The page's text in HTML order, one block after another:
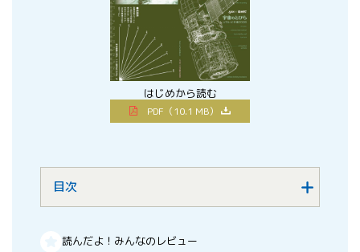
はじめから読む
PDF（10.1 MB）
目次
読んだよ！みんなのレビュー